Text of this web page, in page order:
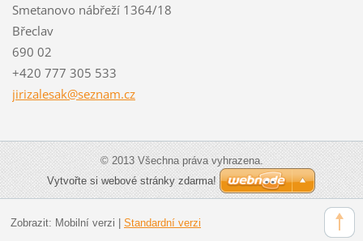
Smetanovo nábřeží 1364/18
Břeclav
690 02
+420 777 305 533
jirizalesak@seznam.cz
© 2013 Všechna práva vyhrazena.
Vytvořte si webové stránky zdarma!
Zobrazit: Mobilní verzi Standardní verzi